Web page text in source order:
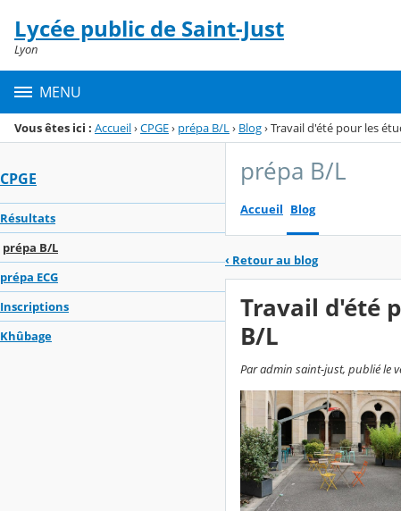
Menu de la rubrique
Contenu
Lycée public de Saint-Just
Lyon
MENU
Vous êtes ici : Accueil›CPGE› prépa B/L› Blog›Travail d'été pour les
CPGE
Résultats
prépa B/L
prépa ECG
Inscriptions
Khûbage
prépa B/L
Accueil Blog
‹ Retour au blog
Travail d'été
B/L
Par admin saint-just, publié le